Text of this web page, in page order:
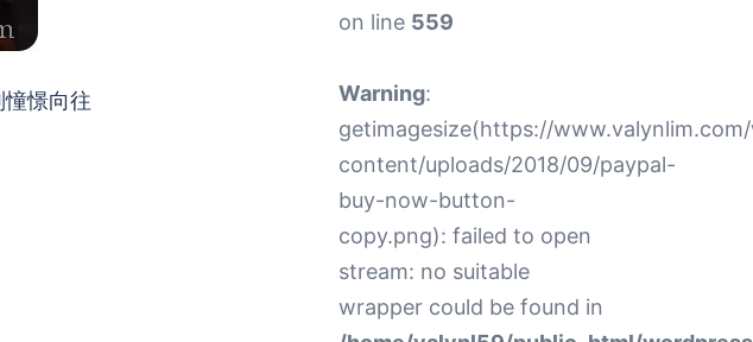
憧憬向往
on line 559
Warning:
getimagesize(https://
content/uploads/2018/09/paypal-
buy-now-button-
copy.png): failed to open
stream: no suitable
wrapper could be found in